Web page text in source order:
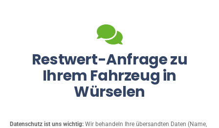
Restwert-Anfrage zu
Ihrem Fahrzeug in
Würselen
Datenschutz ist uns wichtig: Wir behandeln Ihre übersandten Daten (Name,